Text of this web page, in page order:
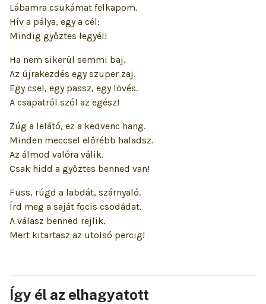
Lábamra csukámat felkapom.
Hív a pálya, egy a cél:
Mindig győztes legyél!
Ha nem sikerül semmi baj.
Az újrakezdés egy szuper zaj.
Egy csel, egy passz, egy lövés.
A csapatról szól az egész!
Zúg a lelátó, ez a kedvenc hang.
Minden meccsel előrébb haladsz.
Az álmod valóra válik.
Csak hidd a győztes benned van!
Fuss, rúgd a labdát, szárnyaló.
Írd meg a saját focis csodádat.
A válasz benned rejlik.
Mert kitartasz az utolsó percig!
Így él az elhagyatott